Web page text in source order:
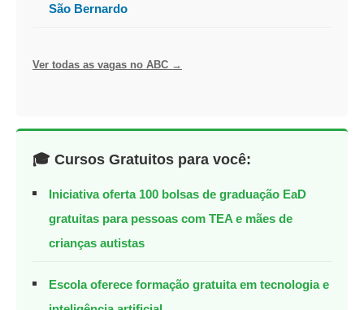
São Bernardo
Ver todas as vagas no ABC →
🎓 Cursos Gratuitos para você:
Iniciativa oferta 100 bolsas de graduação EaD
gratuitas para pessoas com TEA e mães de
crianças autistas
Escola oferece formação gratuita em tecnologia e